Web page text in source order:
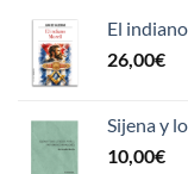
El
26,00€
Sijena y
10,00€